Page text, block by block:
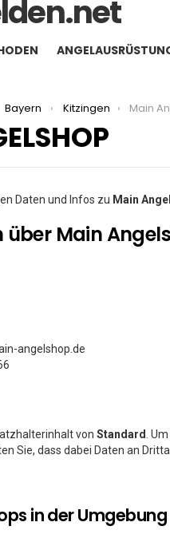
Bayern Kitzingen Main
Daten und Infos zu Main
Main
angelshop.de
von Standard .
Sie, dass dabei Daten an
in der Umgebung